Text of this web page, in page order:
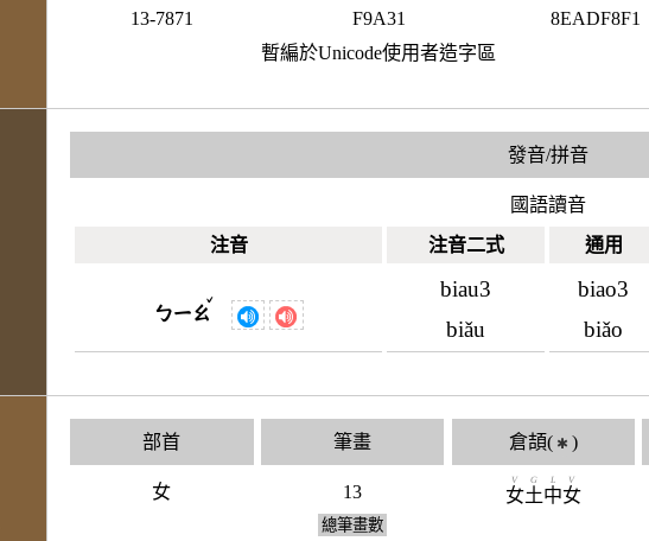
13-7871
F9A31
暫編於Unicode使用者造字區
8EADF8F1
發音/拼音
國語讀音
注音
注音二式 通用
ㄅㄧㄠ
ˇ
biau3
biǎu
biao3
biǎo
部首
女
筆畫
13
總筆畫數
倉頡( ✱ )
女
V
土
G
中
L
女
V